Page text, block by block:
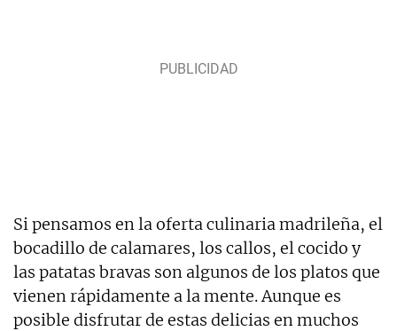
Si pensamos en la oferta culinaria madrileña, el
bocadillo de calamares, los callos, el cocido y
las patatas bravas son algunos de los platos que
vienen rápidamente a la mente. Aunque es
posible disfrutar de estas delicias en muchos